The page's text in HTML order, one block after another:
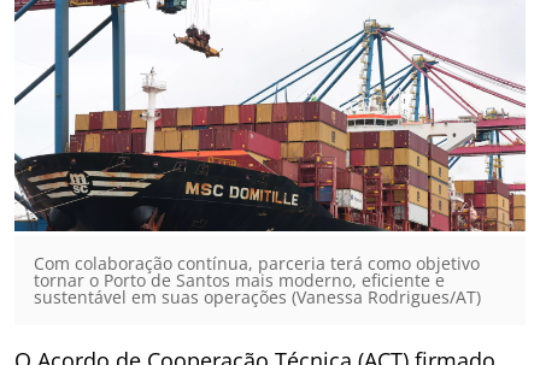
Com colaboração contínua, parceria terá como objetivo
tornar o Porto de Santos mais moderno, eficiente e
sustentável em suas operações (Vanessa Rodrigues/AT)